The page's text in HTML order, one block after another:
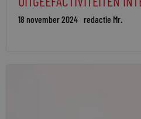
18 november 2024 redactie Mr.